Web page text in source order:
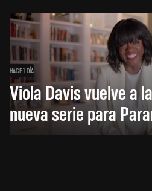
HACE 1 DÍA
Viola Davis vuelve a
nueva serie para